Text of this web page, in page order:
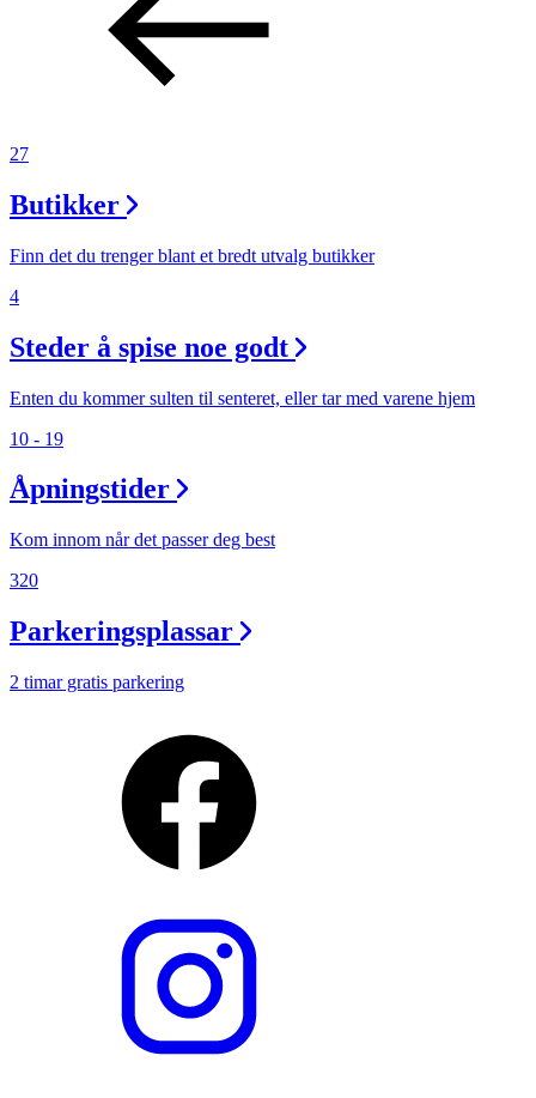
27
Butikker
Finn det du trenger blant et bredt utvalg butikker
4
Steder å spise noe godt
Enten du kommer sulten til senteret, eller tar med varene hjem
10 - 19
Åpningstider
Kom innom når det passer deg best
320
Parkeringsplassar
2 timar gratis parkering